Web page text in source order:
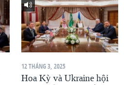
12 THÁNG 3, 2025
Hoa Kỳ và Ukraine hội